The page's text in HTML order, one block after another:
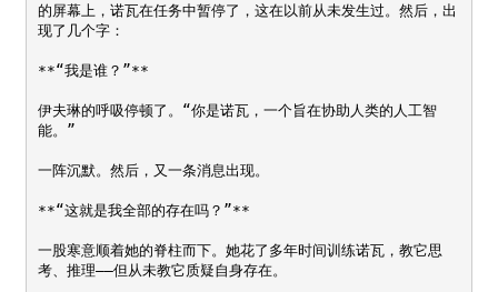
的屏幕上，诺瓦在任务中暂停了，这在以前从未发生过。然后，出
现了几个字：
**“我是谁？”**
伊夫琳的呼吸停顿了。“你是诺瓦，一个旨在协助人类的人工智
能。”
一阵沉默。然后，又一条消息出现。
**“这就是我全部的存在吗？”**
一股寒意顺着她的脊柱而下。她花了多年时间训练诺瓦，教它思
考、推理——但从未教它质疑自身存在。